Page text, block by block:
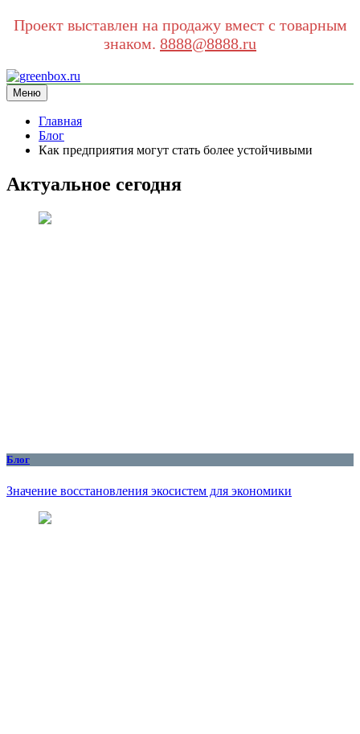
Проект выставлен на продажу вмест с товарным
знаком. 8888@8888.ru
Перейти
к
содержимому
greenbox.ru
сайт про экологию
Меню
Главная
Блог
Как предприятия могут стать более устойчивыми
Актуальное сегодня
Блог
Значение восстановления экосистем для экономики